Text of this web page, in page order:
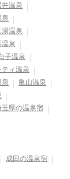
温泉
泉
湯温泉
泉
子温泉
ィ温泉
亀山温泉
玉県の温泉宿
成田の温泉宿